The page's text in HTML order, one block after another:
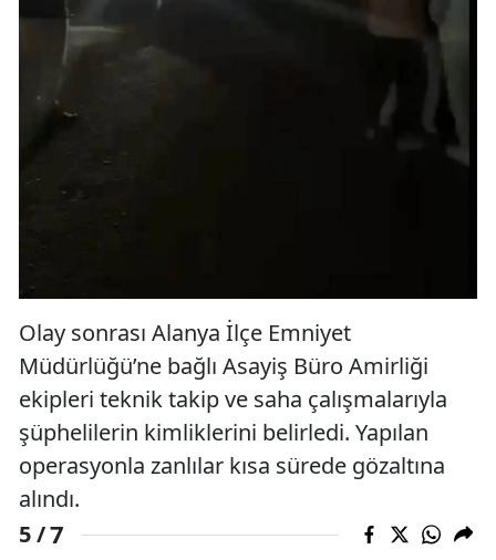
Olay sonrası Alanya İlçe Emniyet
Müdürlüğü’ne bağlı Asayiş Büro Amirliği
ekipleri teknik takip ve saha çalışmalarıyla
şüphelilerin kimliklerini belirledi. Yapılan
operasyonla zanlılar kısa sürede gözaltına
alındı.
5 /7